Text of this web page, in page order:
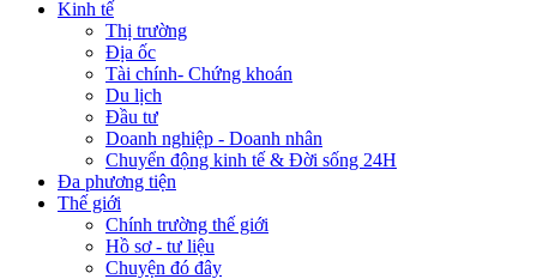
Kinh tế
Thị trường
Địa ốc
Tài chính- Chứng khoán
Du lịch
Đầu tư
Doanh nghiệp - Doanh nhân
Chuyển động kinh tế & Đời sống 24H
Đa phương tiện
Thế giới
Chính trường thế giới
Hồ sơ - tư liệu
Chuyện đó đây